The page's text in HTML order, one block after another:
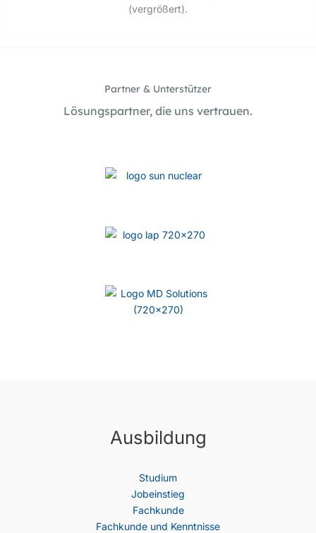
(vergrößert).
Partner & Unterstützer
Lösungspartner, die uns vertrauen.
Ausbildung
Studium
Jobeinstieg
Fachkunde
Fachkunde und Kenntnisse